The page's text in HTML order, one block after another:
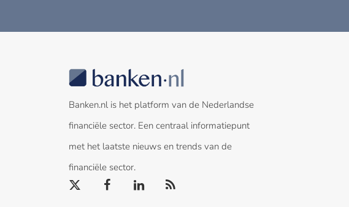
Banken.nl is het platform van de Nederlandse
financiële sector. Een centraal informatiepunt
met het laatste nieuws en trends van de
financiële sector.